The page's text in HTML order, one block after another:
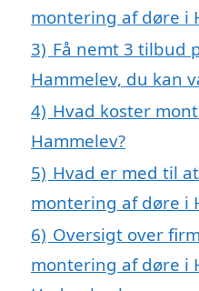
montering af døre i
3) Få nemt 3 tilbud
Hammelev, du kan
4) Hvad koster
Hammelev?
5) Hvad er med til
montering af døre i
6) Oversigt over
montering af døre i